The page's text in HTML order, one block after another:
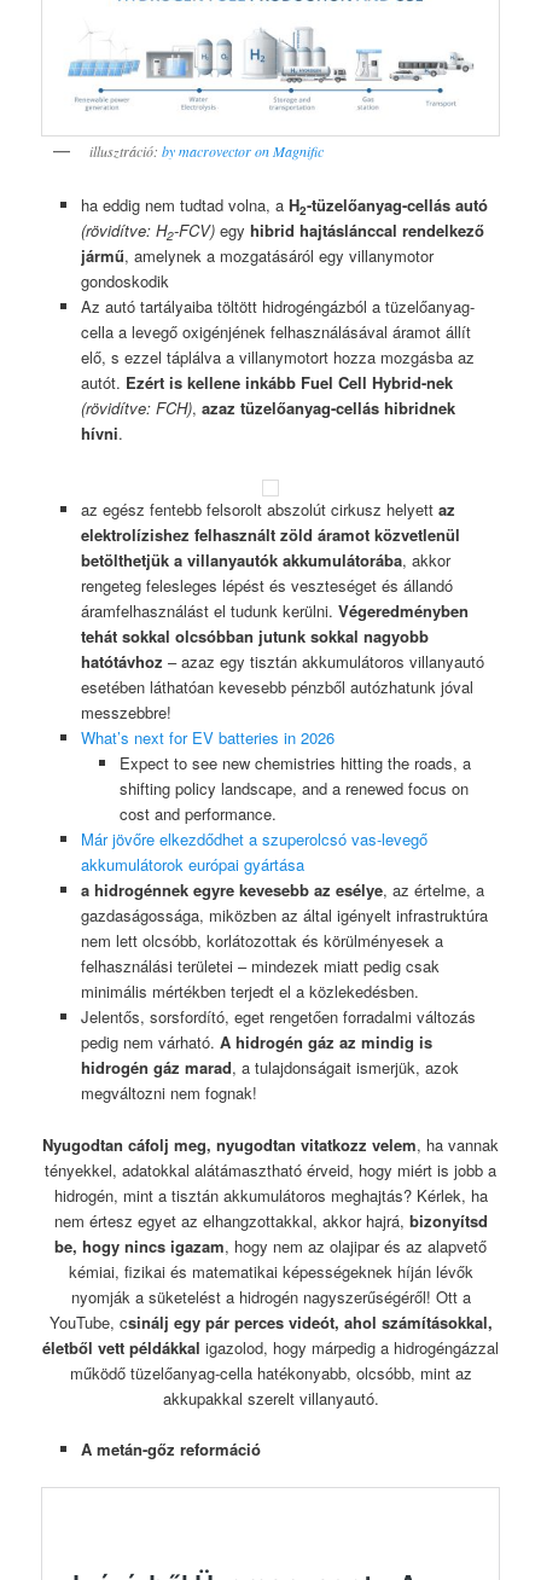
illusztráció:by macrovector on Magnific
ha eddig nem tudtad volna, a H2-tüzelőanyag-cellás autó
(rövidítve: H2-FCV)egy hibrid hajtáslánccal rendelkező
jármű, amelynek a mozgatásáról egy villanymotor
gondoskodik
Az autó tartályaiba töltött hidrogéngázból a tüzelőanyag-
cella a levegő oxigénjének felhasználásával áramot állít
elő, s ezzel táplálva a villanymotort hozza mozgásba az
autót. Ezért is kellene inkább Fuel Cell Hybrid-nek
(rövidítve: FCH), azaz tüzelőanyag-cellás hibridnek
hívni.
az egész fentebb felsorolt abszolút cirkusz helyett az
elektrolízishez felhasznált zöld áramot közvetlenül
betölthetjük a villanyautók akkumulátorába, akkor
rengeteg felesleges lépést és veszteséget és állandó
áramfelhasználást el tudunk kerülni. Végeredményben
tehát sokkal olcsóbban jutunk sokkal nagyobb
hatótávhoz – azaz egy tisztán akkumulátoros villanyautó
esetében láthatóan kevesebb pénzből autózhatunk jóval
messzebbre!
What’s next for EV batteries in 2026
Expect to see new chemistries hitting the roads, a
shifting policy landscape, and a renewed focus on
cost and performance.
Már jövőre elkezdődhet a szuperolcsó vas-levegő
akkumulátorok európai gyártása
a hidrogénnek egyre kevesebb az esélye, az értelme, a
gazdaságossága, miközben az által igényelt infrastruktúra
nem lett olcsóbb, korlátozottak és körülményesek a
felhasználási területei – mindezek miatt pedig csak
minimális mértékben terjedt el a közlekedésben.
Jelentős, sorsfordító, eget rengetően forradalmi változás
pedig nem várható. A hidrogén gáz az mindig is
hidrogén gáz marad, a tulajdonságait ismerjük, azok
megváltozni nem fognak!
Nyugodtan cáfolj meg, nyugodtan vitatkozz velem, ha vannak
tényekkel, adatokkal alátámasztható érveid, hogy miért is jobb a
hidrogén, mint a tisztán akkumulátoros meghajtás? Kérlek, ha
nem értesz egyet az elhangzottakkal, akkor hajrá, bizonyítsd
be, hogy nincs igazam, hogy nem az olajipar és az alapvető
kémiai, fizikai és matematikai képességeknek híján lévők
nyomják a süketelést a hidrogén nagyszerűségéről! Ott a
YouTube, csinálj egy pár perces videót, ahol számításokkal,
életből vett példákkal igazolod, hogy márpedig a hidrogéngázzal
működő tüzelőanyag-cella hatékonyabb, olcsóbb, mint az
akkupakkal szerelt villanyautó.
A metán-gőz reformáció